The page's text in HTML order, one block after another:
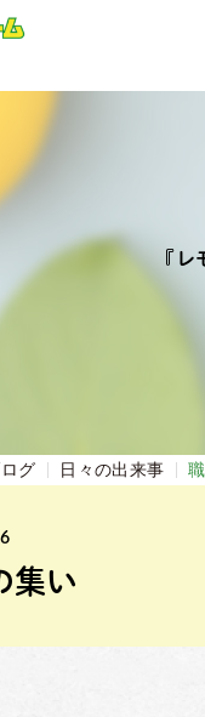
『
グ 日々の出来事
集い